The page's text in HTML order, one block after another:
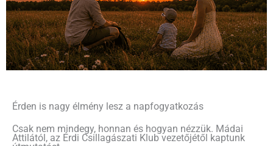
Érden is nagy élmény lesz a napfogyatkozás
Csak nem mindegy, honnan és hogyan nézzük. Mádai
Attilától, az Érdi Csillagászati Klub vezetőjétől kaptunk